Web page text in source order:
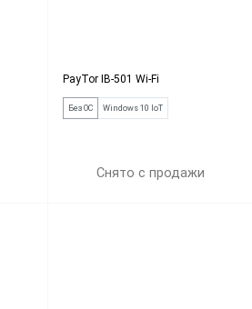
PayTor IB-501 Wi-Fi
Без ОС Windows 10 IoT
Снято с продажи